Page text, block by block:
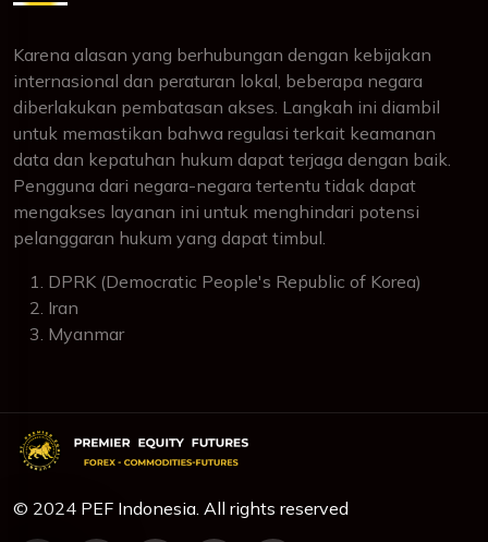
Karena alasan yang berhubungan dengan kebijakan
internasional dan peraturan lokal, beberapa negara
diberlakukan pembatasan akses. Langkah ini diambil
untuk memastikan bahwa regulasi terkait keamanan
data dan kepatuhan hukum dapat terjaga dengan baik.
Pengguna dari negara-negara tertentu tidak dapat
mengakses layanan ini untuk menghindari potensi
pelanggaran hukum yang dapat timbul.
DPRK (Democratic People's Republic of Korea)
Iran
Myanmar
© 2024 PEF Indonesia. All rights reserved